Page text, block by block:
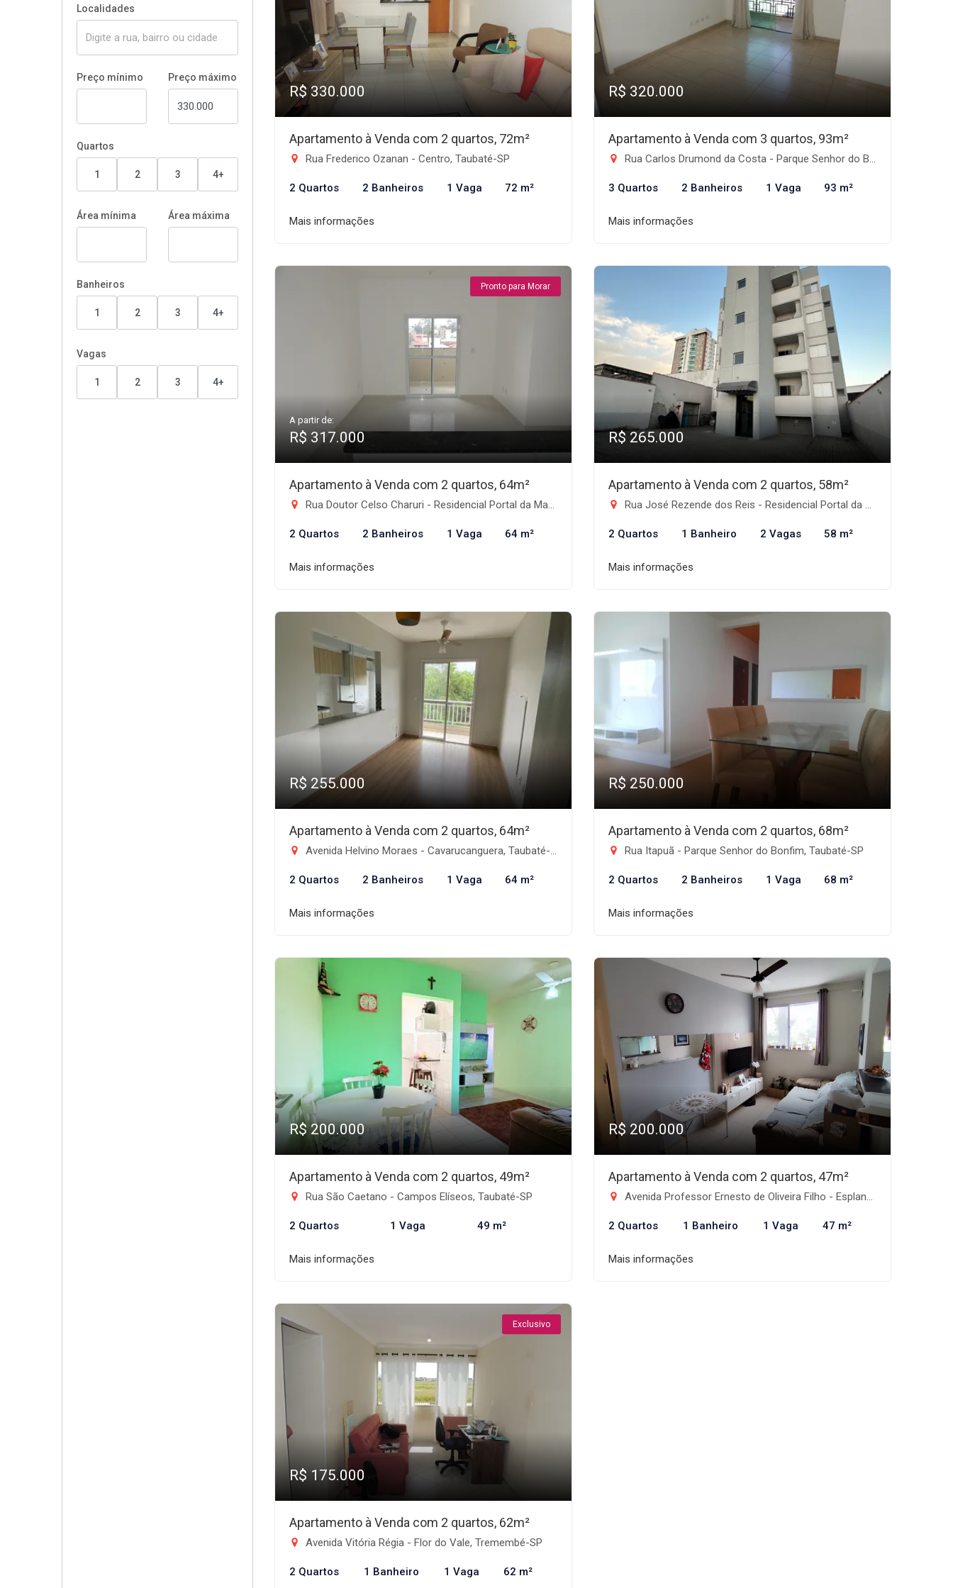
Localidades
Preço mínimo Preço máximo
Quartos
1 2 3 4+
Área mínima Área máxima
Banheiros
1 2 3 4+
Vagas
1 2 3 4+
R$ 330.000
Apartamento à Venda com 2 quartos, 72m²
Rua Frederico Ozanan - Centro, Taubaté-SP
2 Quartos 2 Banheiros 1 Vaga 72 m²
Mais informações
R$ 320.000
Apartamento à Venda com 3 quartos, 93m²
Rua Carlos Drumond da Costa - Parque Senhor do Bonfim, Taubaté-SP
3 Quartos 2 Banheiros 1 Vaga 93 m²
Mais informações
Pronto para Morar
A partir de:
R$ 317.000
Apartamento à Venda com 2 quartos, 64m²
Rua Doutor Celso Charuri - Residencial Portal da Mantiqueira, Taubaté-SP
2 Quartos 2 Banheiros 1 Vaga 64 m²
Mais informações
R$ 265.000
Apartamento à Venda com 2 quartos, 58m²
Rua José Rezende dos Reis - Residencial Portal da Mantiqueira, Taubaté-SP
2 Quartos 1 Banheiro 2 Vagas 58 m²
Mais informações
R$ 255.000
Apartamento à Venda com 2 quartos, 64m²
Avenida Helvino Moraes - Cavarucanguera, Taubaté-SP
2 Quartos 2 Banheiros 1 Vaga 64 m²
Mais informações
R$ 250.000
Apartamento à Venda com 2 quartos, 68m²
Rua Itapuã - Parque Senhor do Bonfim, Taubaté-SP
2 Quartos 2 Banheiros 1 Vaga 68 m²
Mais informações
R$ 200.000
Apartamento à Venda com 2 quartos, 49m²
Rua São Caetano - Campos Elíseos, Taubaté-SP
2 Quartos 1 Vaga 49 m²
Mais informações
R$ 200.000
Apartamento à Venda com 2 quartos, 47m²
Avenida Professor Ernesto de Oliveira Filho - Esplanada Independência, Taubaté-SP
2 Quartos 1 Banheiro 1 Vaga 47 m²
Mais informações
Exclusivo
R$ 175.000
Apartamento à Venda com 2 quartos, 62m²
Avenida Vitória Régia - Flor do Vale, Tremembé-SP
2 Quartos 1 Banheiro 1 Vaga 62 m²